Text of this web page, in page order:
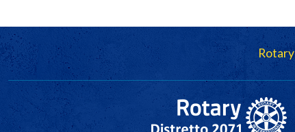
Navigazione principale Rotary